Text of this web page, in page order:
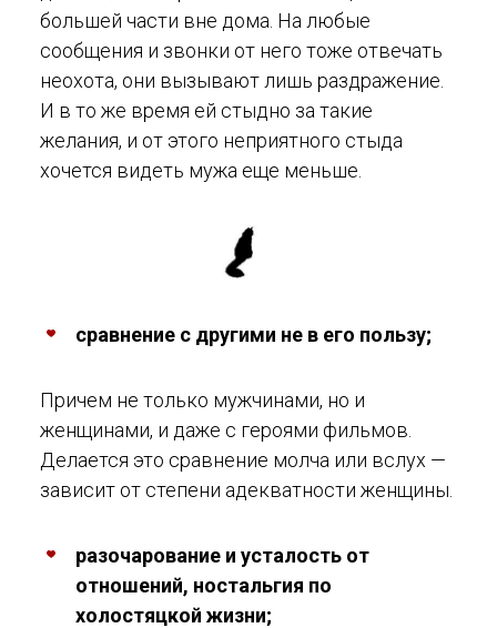
большей части вне дома. На любые
сообщения и звонки от него тоже отвечать
неохота, они вызывают лишь раздражение.
И в то же время ей стыдно за такие
желания, и от этого неприятного стыда
хочется видеть мужа еще меньше.
сравнение с другими не в его пользу;
Причем не только мужчинами, но и
женщинами, и даже с героями фильмов.
Делается это сравнение молча или вслух —
зависит от степени адекватности женщины.
разочарование и усталость от
отношений, ностальгия по
холостяцкой жизни;